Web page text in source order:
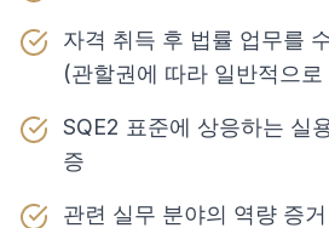
자격 취득 후 법률 업무를
(관할권에 따라 일반적으
SQE2 표준에 상응하는 실
증
관련 실무 분야의 역량 증거